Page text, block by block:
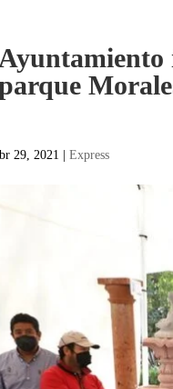
29, 2021 |Express